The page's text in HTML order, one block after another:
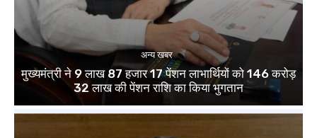
अन्य खबर
मुख्यमंत्री ने 9 लाख 87 हजार 17 पेंशन लाभार्थियों को 146 करोड़
32 लाख की पेंशन राशि का किया भुगतान